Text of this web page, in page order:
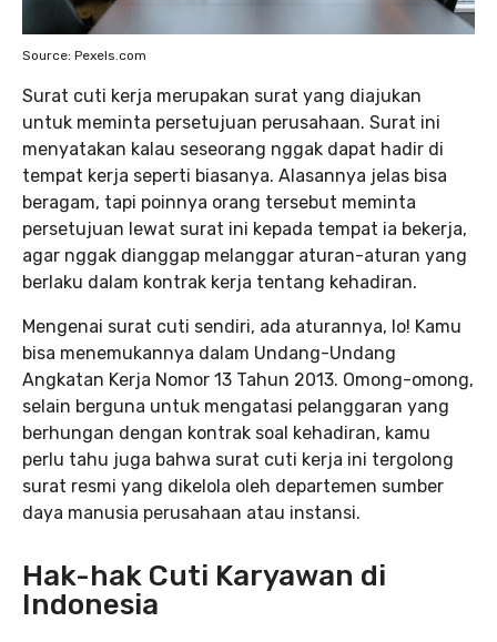
Source: Pexels.com
Surat cuti kerja merupakan surat yang diajukan
untuk meminta persetujuan perusahaan. Surat ini
menyatakan kalau seseorang nggak dapat hadir di
tempat kerja seperti biasanya. Alasannya jelas bisa
beragam, tapi poinnya orang tersebut meminta
persetujuan lewat surat ini kepada tempat ia bekerja,
agar nggak dianggap melanggar aturan-aturan yang
berlaku dalam kontrak kerja tentang kehadiran.
Mengenai surat cuti sendiri, ada aturannya, lo! Kamu
bisa menemukannya dalam Undang-Undang
Angkatan Kerja Nomor 13 Tahun 2013. Omong-omong,
selain berguna untuk mengatasi pelanggaran yang
berhungan dengan kontrak soal kehadiran, kamu
perlu tahu juga bahwa surat cuti kerja ini tergolong
surat resmi yang dikelola oleh departemen sumber
daya manusia perusahaan atau instansi.
Hak-hak Cuti Karyawan di
Indonesia